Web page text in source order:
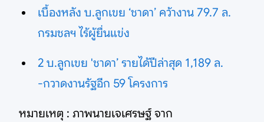
เบื้องหลัง บ.ลูกเขย ‘ชาดา’ คว้างาน 79.7 ล.
กรมชลฯ ไร้ผู้ยื่นแข่ง
2 บ.ลูกเขย 'ชาดา’ รายได้ปีล่าสุด 1,189 ล.
-กวาดงานรัฐอีก 59 โครงการ
หมายเหตุ : ภาพนายเจเศรษฐ์ จาก